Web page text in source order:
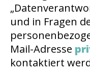
und in Fragen
Mail-Adresse
kontaktiert